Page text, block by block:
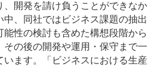
、開発を請け負うことができなか
中、同社ではビジネス課題の抽出
性の検討も含めた構想段階から
の後の開発や運用・保守まで一
ます。「ビジネスにおける生産